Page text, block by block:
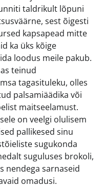
taldrikult lõpuni
sest õigesti
kapsapead mitte
ka üks kõige
loodus meile pakub.
teinud
tagasituleku, olles
palsamiäädika või
maitseelamust.
on veelgi olulisem
pallikesed sinu
sugukonda
suguluses brokoli,
nendega sarnaseid
omadusi.